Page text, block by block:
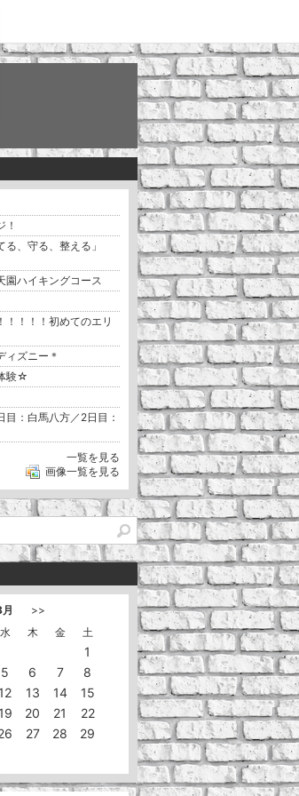
！
る、守る、整える」
園ハイキングコース
！！！！初めてのエリ
ィズニー＊
験☆
目：白馬八方／2日目：
一覧を見る
画像一覧を見る
>>
水 木 金 土
1
5 6 7
8
12 13 14
15
19 20 21
22
27 28
29